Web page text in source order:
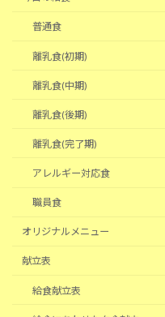
普通食
離乳食(初期)
離乳食(中期)
離乳食(後期)
離乳食(完了期)
アレルギー対応食
職員食
オリジナルメニュー
献立表
給食献立表